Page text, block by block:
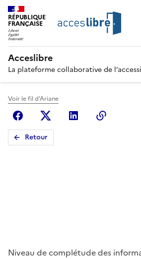
RÉPUBLIQUE
FRANÇAISE
Acceslibre
La plateforme collaborative de
Voir le fil d'Ariane
FacebookX (anciennement
Linkedin
Retour
Niveau de complétude des